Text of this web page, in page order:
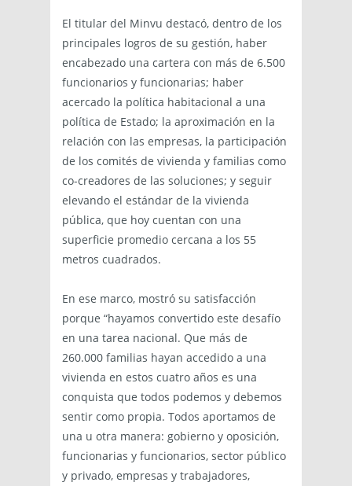
El titular del Minvu destacó, dentro de los
principales logros de su gestión, haber
encabezado una cartera con más de 6.500
funcionarios y funcionarias; haber
acercado la política habitacional a una
política de Estado; la aproximación en la
relación con las empresas, la participación
de los comités de vivienda y familias como
co-creadores de las soluciones; y seguir
elevando el estándar de la vivienda
pública, que hoy cuentan con una
superficie promedio cercana a los 55
metros cuadrados.
En ese marco, mostró su satisfacción
porque “hayamos convertido este desafío
en una tarea nacional. Que más de
260.000 familias hayan accedido a una
vivienda en estos cuatro años es una
conquista que todos podemos y debemos
sentir como propia. Todos aportamos de
una u otra manera: gobierno y oposición,
funcionarias y funcionarios, sector público
y privado, empresas y trabajadores,